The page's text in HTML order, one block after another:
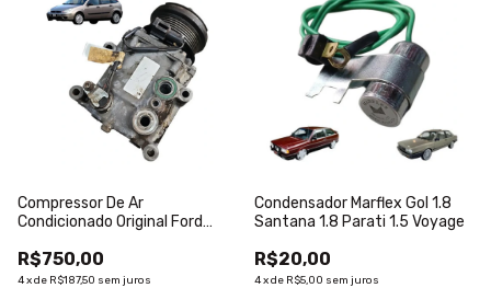
Compressor De Ar
Condicionado Original Ford
R$750,00
4xde R$187,50 sem juros
Condensador Marflex Gol 1.8
Santana 1.8 Parati 1.5 Voyage
R$20,00
4xde R$5,00 sem juros